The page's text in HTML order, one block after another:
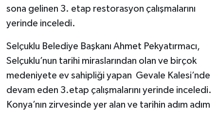
sona gelinen 3. etap restorasyon çalışmalarını
yerinde inceledi.
Selçuklu Belediye Başkanı Ahmet Pekyatırmacı,
Selçuklu’nun tarihi miraslarından olan ve birçok
medeniyete ev sahipliği yapan Gevale Kalesi’nde
devam eden 3.etap çalışmalarını yerinde inceledi.
Konya’nın zirvesinde yer alan ve tarihin adım adım